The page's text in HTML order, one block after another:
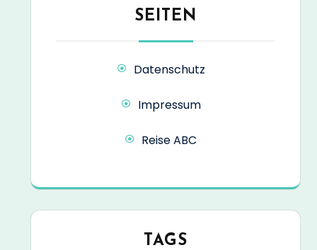
SEITEN
Datenschutz
Impressum
Reise ABC
TAGS